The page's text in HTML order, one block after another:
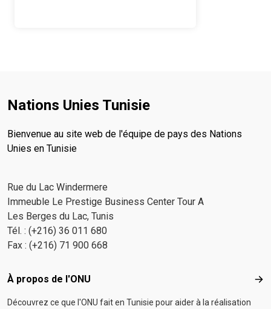
Nations Unies Tunisie
Bienvenue au site web de l'équipe de pays des Nations
Unies en Tunisie
Rue du Lac Windermere
Immeuble Le Prestige Business Center Tour A
Les Berges du Lac, Tunis
Tél. : (+216) 36 011 680
Fax : (+216) 71 900 668
Footer menu
À propos de l'ONU À
Découvrez ce que l'ONU fait en Tunisie pour aider à la réalisation